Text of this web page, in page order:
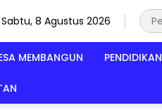
Sabtu, 8 Agustus 2026
MEMBANGUN PENDIDIKAN